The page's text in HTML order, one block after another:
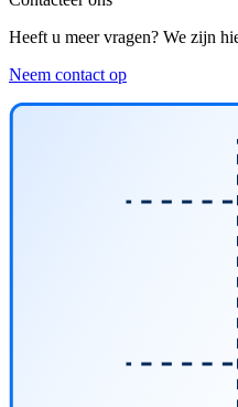
Heeft u meer vragen? We zijn
Neem contact op